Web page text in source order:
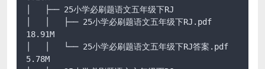
│   ├── 25小学必刷题语文五年级下RJ
│   │   ├── 25小学必刷题语文五年级下RJ.pdf
18.91M
│   │   └── 25小学必刷题语文五年级下RJ答案.pdf
5.78M